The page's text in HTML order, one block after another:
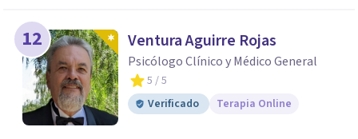
12 Ventura Aguirre Rojas
Psicólogo Clínico y Médico General
5 / 5
Verificado
Terapia Online